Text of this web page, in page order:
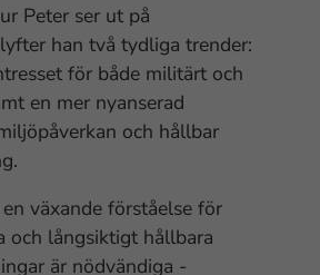
Peter ser ut på
han två tydliga trender:
för både militärt och
en mer nyanserad
och hållbar
växande förståelse för
och långsiktigt hållbara
är nödvändiga -